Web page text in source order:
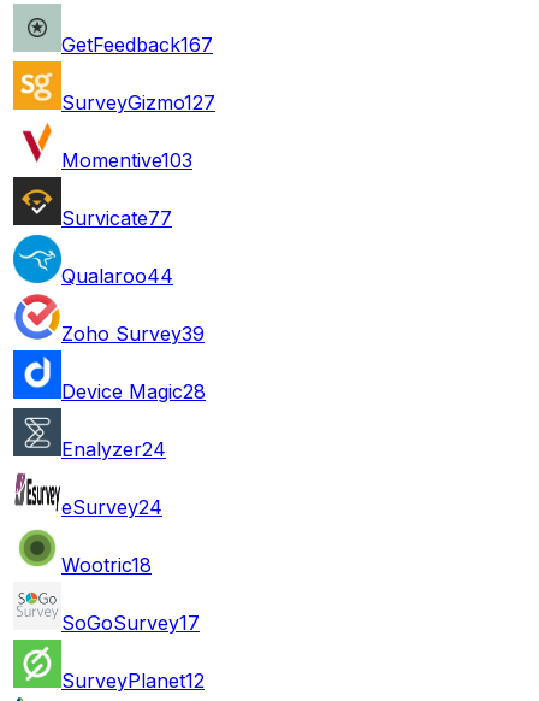
GetFeedback167
SurveyGizmo127
Momentive103
Survicate77
Qualaroo44
Zoho Survey39
Device Magic28
Enalyzer24
eSurvey24
Wootric18
SoGoSurvey17
SurveyPlanet12